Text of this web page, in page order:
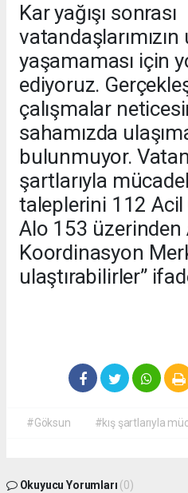
Kar yağışı sonrası
yaşamaması için
ediyoruz.
çalışmalar
sahamızda
bulunmuyor.
şartlarıyla
taleplerini 112 Acil
Alo 153 üzerinden
Koordinasyon
ulaştırabilirler”
#Göksun #kış şartlarıyla
Okuyucu Yorumları (0)